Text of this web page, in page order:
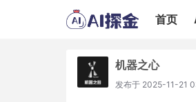
首页
机器之心
发布于 2025-11-21